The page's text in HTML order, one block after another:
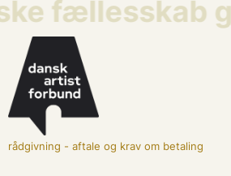
fællesskab
rådgivning - aftale og krav om betaling